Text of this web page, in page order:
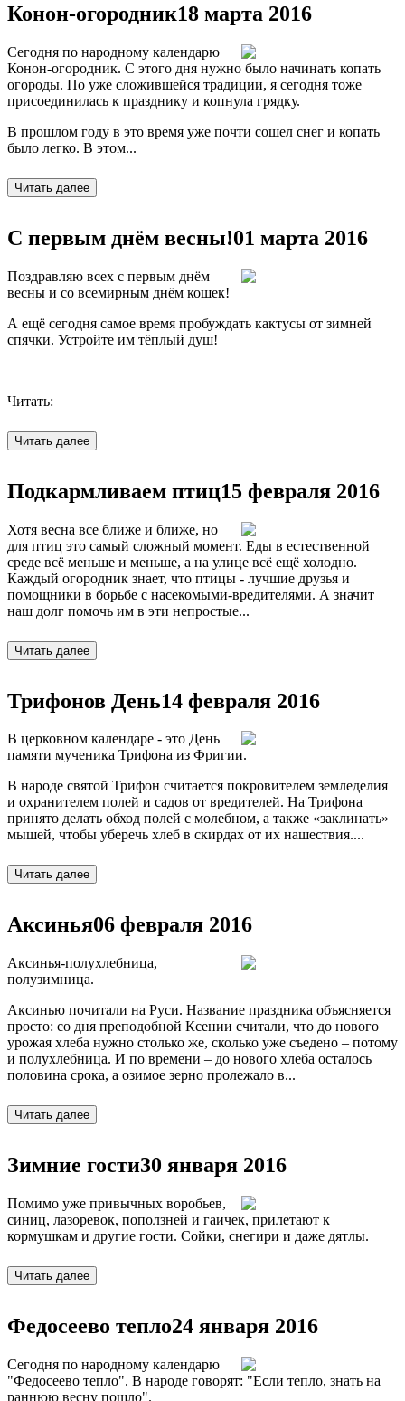
Конон-огородник18 марта 2016
Сегодня по народному календарю
Конон-огородник. С этого дня нужно было начинать копать
огороды. По уже сложившейся традиции, я сегодня тоже
присоединилась к празднику и копнула грядку.
В прошлом году в это время уже почти сошел снег и копать
было легко. В этом...
С первым днём весны!01 марта 2016
Поздравляю всех с первым днём
весны и со всемирным днём кошек!
А ещё сегодня самое время пробуждать кактусы от зимней
спячки. Устройте им тёплый душ!
Читать:
Подкармливаем птиц15 февраля 2016
Хотя весна все ближе и ближе, но
для птиц это самый сложный момент. Еды в естественной
среде всё меньше и меньше, а на улице всё ещё холодно.
Каждый огородник знает, что птицы - лучшие друзья и
помощники в борьбе с насекомыми-вредителями. А значит
наш долг помочь им в эти непростые...
Трифонов День14 февраля 2016
В церковном календаре - это День
памяти мученика Трифона из Фригии.
В народе святой Трифон считается покровителем земледелия
и охранителем полей и садов от вредителей. На Трифона
принято делать обход полей с молебном, а также «заклинать»
мышей, чтобы уберечь хлеб в скирдах от их нашествия....
Аксинья06 февраля 2016
Аксинья-полухлебница,
полузимница.
Аксинью почитали на Руси. Название праздника объясняется
просто: со дня преподобной Ксении считали, что до нового
урожая хлеба нужно столько же, сколько уже съедено – потому
и полухлебница. И по времени – до нового хлеба осталось
половина срока, а озимое зерно пролежало в...
Зимние гости30 января 2016
Помимо уже привычных воробьев,
синиц, лазоревок, поползней и гаичек, прилетают к
кормушкам и другие гости. Сойки, снегири и даже дятлы.
Федосеево тепло24 января 2016
Сегодня по народному календарю
"Федосеево тепло". В народе говорят: "Если тепло, знать на
раннюю весну пошло".